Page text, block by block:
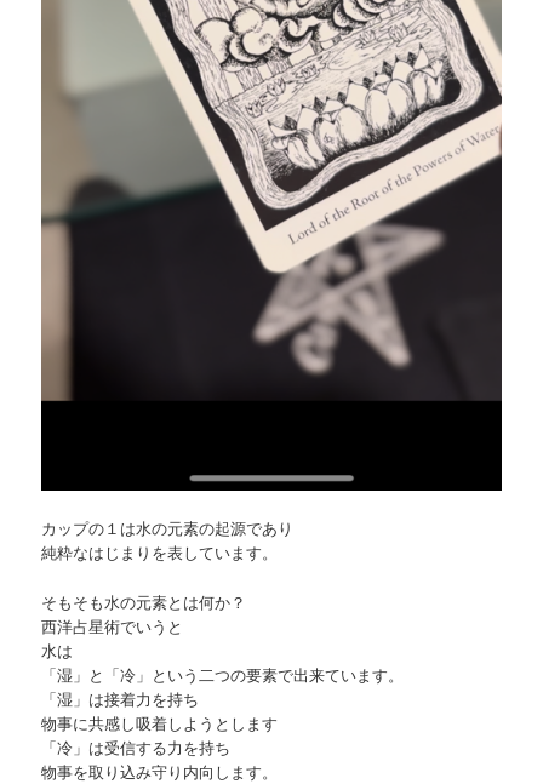
カップの１は水の元素の起源であり
純粋なはじまりを表しています。
そもそも水の元素とは何か？
西洋占星術でいうと
水は
「湿」と「冷」という二つの要素で出来ています。
「湿」は接着力を持ち
物事に共感し吸着しようとします
「冷」は受信する力を持ち
物事を取り込み守り内向します。